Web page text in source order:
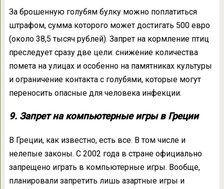
За брошенную голубям булку можно поплатиться
штрафом, сумма которого может достигать 500 евро
(около 38,5 тысяч рублей). Запрет на кормление птиц
преследует сразу две цели: снижение количества
помета на улицах и особенно на памятниках культуры
и ограничение контакта с голубями, которые могут
переносить опасные для человека инфекции.
9. Запрет на компьютерные игры в Греции
В Греции, как известно, есть все. В том числе и
нелепые законы. С 2002 года в стране официально
запрещено играть в компьютерные игры. Вообще,
планировали запретить лишь азартные игры и